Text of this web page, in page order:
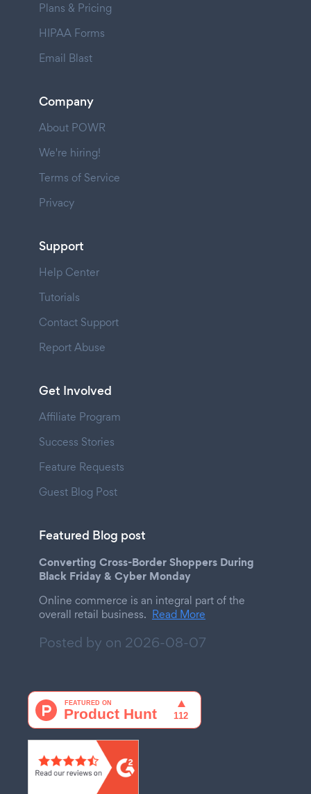
Plans & Pricing
HIPAA Forms
Email Blast
Company
About POWR
We're hiring!
Terms of Service
Privacy
Support
Help Center
Tutorials
Contact Support
Report Abuse
Get Involved
Affiliate Program
Success Stories
Feature Requests
Guest Blog Post
Featured Blog post
Converting Cross-Border Shoppers During
Black Friday & Cyber Monday
Online commerce is an integral part of the
overall retail business. Read More
Posted by on 2026-08-07